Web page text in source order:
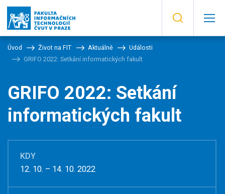
Úvod Život na FIT Aktuálně
Události
GRIFO 2022: Setkání informatických fakult
GRIFO 2022: Setkání
informatických fakult
KDY
12. 10. – 14. 10. 2022